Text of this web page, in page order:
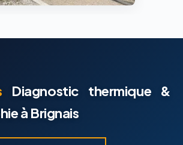
Diagnostic thermique &
à Brignais